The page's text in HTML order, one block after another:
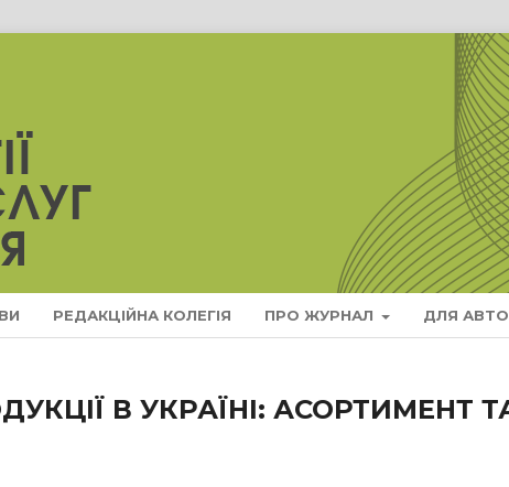
РЕДАКЦІЙНА КОЛЕГІЯ ПРО ЖУРНАЛ ДЛЯ
В УКРАЇНІ: АСОРТИМЕНТ